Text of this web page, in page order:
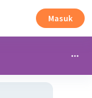
Masuk